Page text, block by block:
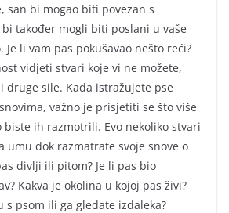
san bi mogao biti povezan s
također mogli biti poslani u vaše
Je li vam pas pokušavao nešto reći?
vidjeti stvari koje vi ne možete,
druge sile. Kada istražujete pse
važno je prisjetiti se što više
biste ih razmotrili. Evo nekoliko stvari
umu dok razmatrate svoje snove o
divlji ili pitom? Je li pas bio
Kakva je okolina u kojoj pas živi?
s psom ili ga gledate izdaleka?